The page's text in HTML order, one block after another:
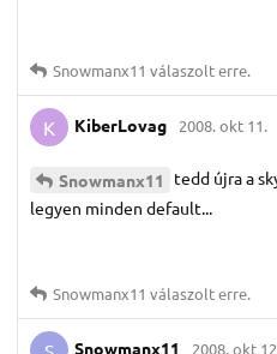
Snowmanx11 válaszolt erre.
K KiberLovag 2008. okt 11.
Snowmanx11
tedd újra a
legyen minden default...
Snowmanx11 válaszolt erre.
Snowmanx11 2008. okt